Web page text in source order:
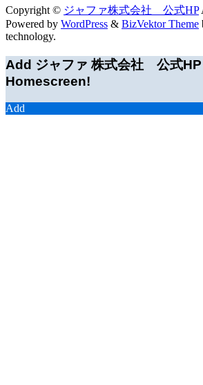
Copyright © ジャファ株式会社 公式HP
Powered by WordPress & BizVektor Theme
technology.
Add ジャファ 株式会社 公式
Homescreen!
Add